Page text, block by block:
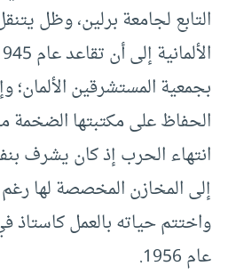
التابع لجامعة برلين، وظل
بجمعية المستشرقين الألمان؛
الحفاظ على مكتبتها الضخمة
انتهاء الحرب إذ كان يشرف
إلى المخازن المخصصة لها
واختتم حياته بالعمل كاستاذ
عام 1956.